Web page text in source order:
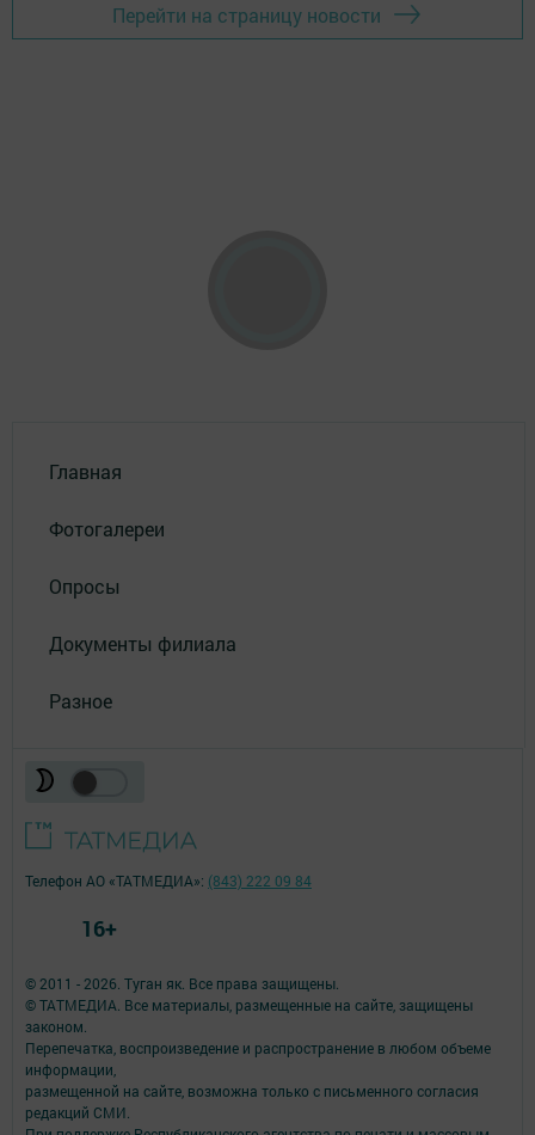
Перейти на страницу новости
Главная
Фотогалереи
Опросы
Документы филиала
Разное
© 2011 - 2026. Туган як. Все права защищены.
© ТАТМЕДИА. Все материалы, размещенные на сайте, защищены
законом.
Перепечатка, воспроизведение и распространение в любом объеме
информации,
размещенной на сайте, возможна только с письменного согласия
редакций СМИ.
Телефон АО «ТАТМЕДИА»: (843) 222 09 84
16+